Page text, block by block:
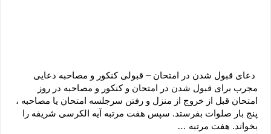
دعای قبول شدن در امتحان – قبولی کنکور و مصاحبه دعایی
مجرب برای قبول شدن در امتحان و کنکور و مصاحبه در روز
امتحان قبل از خروج از منزل و رفتن سرجلسه امتحان یا مصاحبه ،
پنج بار صلوات بفرستد. سپس هفت مرتبه آیه الکرسی شریفه را
بخواند. هفت مرتبه …